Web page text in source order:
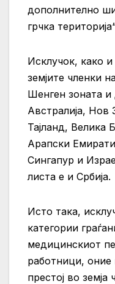
дополнително
грчка
Исклучок, како
земјите членки
Шенген зоната и
Австралија, Нов
Тајланд, Велика
Арапски
Сингапур и
листа е и Србија.
Исто така,
категории
медицинскиот
работници, оние
престој во